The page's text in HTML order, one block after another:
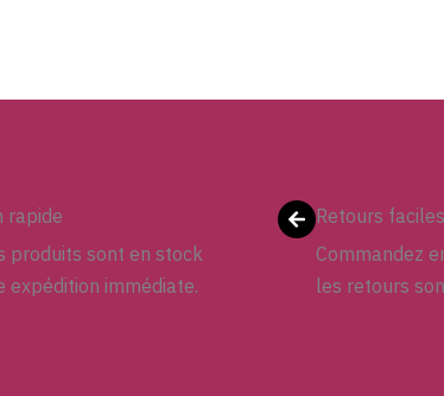
rapide
produits sont en stock
expédition immédiate.
Retours faciles
Commandez
les retours